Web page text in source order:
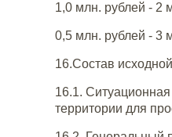
1,0 млн. рублей - 2
0,5 млн. рублей - 3
16.Состав
16.1.
территории для